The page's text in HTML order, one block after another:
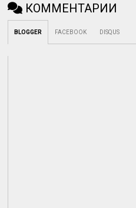
КОММЕНТАРИИ
BLOGGER FACEBOOK DISQUS